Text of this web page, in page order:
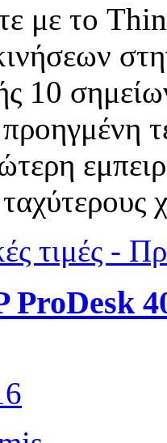
με το
10
τιμές -